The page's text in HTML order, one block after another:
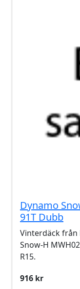
Dynamo
91T Dubb
Vinterdäck
Snow-H
R15.
916 kr